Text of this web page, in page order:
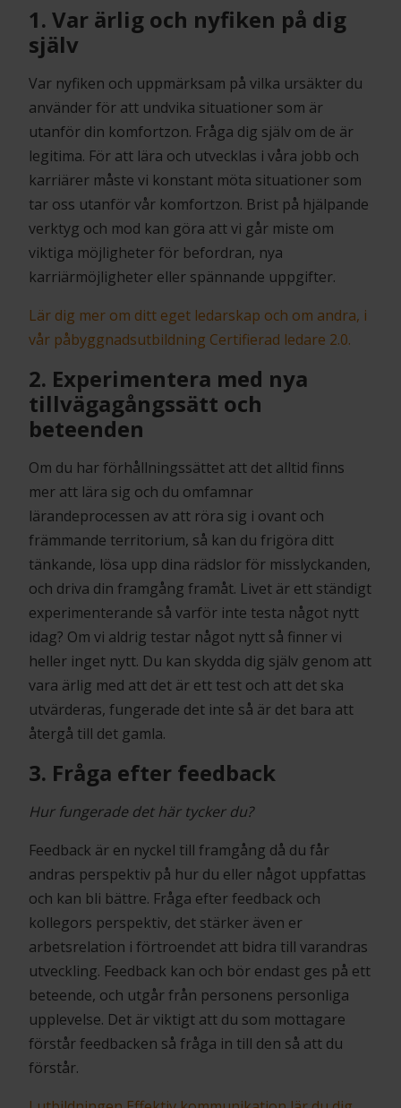
1. Var ärlig och nyfiken på dig
själv
Var nyfiken och uppmärksam på vilka ursäkter du
använder för att undvika situationer som är
utanför din komfortzon. Fråga dig själv om de är
legitima. För att lära och utvecklas i våra jobb och
karriärer måste vi konstant möta situationer som
tar oss utanför vår komfortzon. Brist på hjälpande
verktyg och mod kan göra att vi går miste om
viktiga möjligheter för befordran, nya
karriärmöjligheter eller spännande uppgifter.
Lär dig mer om ditt eget ledarskap och om andra, i
vår påbyggnadsutbildning Certifierad ledare 2.0.
2. Experimentera med nya
tillvägagångssätt och
beteenden
Om du har förhållningssättet att det alltid finns
mer att lära sig och du omfamnar
lärandeprocessen av att röra sig i ovant och
främmande territorium, så kan du frigöra ditt
tänkande, lösa upp dina rädslor för misslyckanden,
och driva din framgång framåt. Livet är ett ständigt
experimenterande så varför inte testa något nytt
idag? Om vi aldrig testar något nytt så finner vi
heller inget nytt. Du kan skydda dig själv genom att
vara ärlig med att det är ett test och att det ska
utvärderas, fungerade det inte så är det bara att
återgå till det gamla.
3. Fråga efter feedback
Hur fungerade det här tycker du?
Feedback är en nyckel till framgång då du får
andras perspektiv på hur du eller något uppfattas
och kan bli bättre. Fråga efter feedback och
kollegors perspektiv, det stärker även er
arbetsrelation i förtroendet att bidra till varandras
utveckling. Feedback kan och bör endast ges på ett
beteende, och utgår från personens personliga
upplevelse. Det är viktigt att du som mottagare
förstår feedbacken så fråga in till den så att du
förstår.